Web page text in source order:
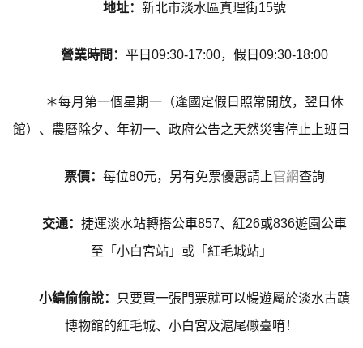
地址： 新北市淡水區真理街15號
營業時間： 平日09:30-17:00，假日09:30-18:00
＊每月第一個星期一（逢國定假日照常開放，翌日休
館）、農曆除夕、年初一、政府公告之天然災害停止上班日
票價： 每位80元，另有免票優惠請上官網查詢
交通： 捷運淡水站轉搭公車857、紅26或836遊園公車
至「小白宮站」或「紅毛城站」
小編偷偷說：
只要買一張門票就可以暢遊屬於淡水古蹟
博物館的紅毛城、小白宮及滬尾礮臺唷！